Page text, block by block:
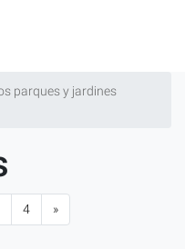
parques y jardines
4 »